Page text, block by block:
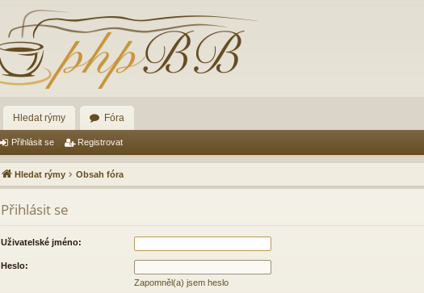
Hledat rýmy Fóra
Přihlásit se Registrovat
Hledat rýmy Obsah fóra
Přihlásit se
Uživatelské jméno:
Heslo:
Zapomněl(a) jsem heslo